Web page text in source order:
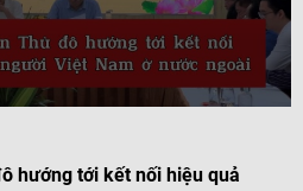
hướng tới kết nối hiệu quả